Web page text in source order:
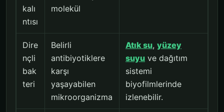
kalı
ntısı
molekül
Dire
nçli
bak
teri
Belirli
antibiyotiklere
karşı
yaşayabilen
mikroorganizma
Atık su, yüzey
suyu ve dağıtım
sistemi
biyofilmlerinde
izlenebilir.